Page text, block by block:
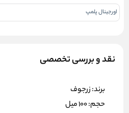
نقد و بررسی تخصصی
برند: زرجوف
حجم: 100 میل